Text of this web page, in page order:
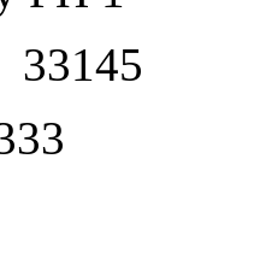
33145